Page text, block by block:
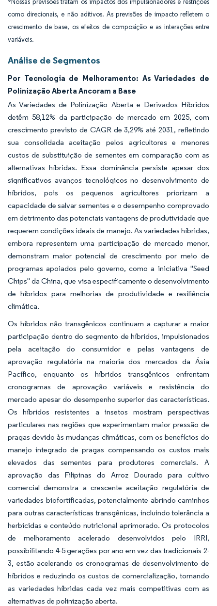
*Nossas previsões tratam os impactos dos impulsionadores e restrições
como direcionais, e não aditivos. As previsões de impacto refletem o
crescimento de base, os efeitos de composição e as interações entre
variáveis.
Análise de Segmentos
Por Tecnologia de Melhoramento: As Variedades de
Polinização Aberta Ancoram a Base
As Variedades de Polinização Aberta e Derivados Híbridos
detêm 58,12% da participação de mercado em 2025, com
crescimento previsto de CAGR de 3,29% até 2031, refletindo
sua consolidada aceitação pelos agricultores e menores
custos de substituição de sementes em comparação com as
alternativas híbridas. Essa dominância persiste apesar dos
significativos avanços tecnológicos no desenvolvimento de
híbridos, pois os pequenos agricultores priorizam a
capacidade de salvar sementes e o desempenho comprovado
em detrimento das potenciais vantagens de produtividade que
requerem condições ideais de manejo. As variedades híbridas,
embora representem uma participação de mercado menor,
demonstram maior potencial de crescimento por meio de
programas apoiados pelo governo, como a iniciativa "Seed
Chips" da China, que visa especificamente o desenvolvimento
de híbridos para melhorias de produtividade e resiliência
climática.
Os híbridos não transgênicos continuam a capturar a maior
participação dentro do segmento de híbridos, impulsionados
pela aceitação do consumidor e pelas vantagens de
aprovação regulatória na maioria dos mercados da Ásia
Pacífico, enquanto os híbridos transgênicos enfrentam
cronogramas de aprovação variáveis e resistência do
mercado apesar do desempenho superior das características.
Os híbridos resistentes a insetos mostram perspectivas
particulares nas regiões que experimentam maior pressão de
pragas devido às mudanças climáticas, com os benefícios do
manejo integrado de pragas compensando os custos mais
elevados das sementes para produtores comerciais. A
aprovação das Filipinas do Arroz Dourado para cultivo
comercial demonstra a crescente aceitação regulatória de
variedades biofortificadas, potencialmente abrindo caminhos
para outras características transgênicas, incluindo tolerância a
herbicidas e conteúdo nutricional aprimorado. Os protocolos
de melhoramento acelerado desenvolvidos pelo IRRI,
possibilitando 4-5 gerações por ano em vez das tradicionais 2-
3, estão acelerando os cronogramas de desenvolvimento de
híbridos e reduzindo os custos de comercialização, tornando
as variedades híbridas cada vez mais competitivas com as
alternativas de polinização aberta.